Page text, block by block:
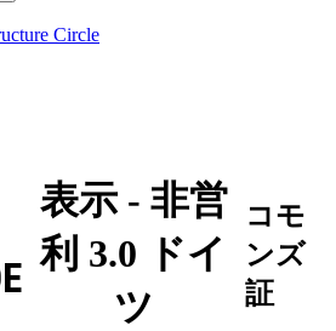
Circle
表示 - 非営
利 3.0 ドイ
ツ
コモ
ンズ
証